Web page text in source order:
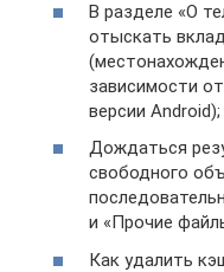
В разделе «О
отыскать
зависимости
версии Android);
Дождаться
свободного
и «Прочие
Как удалить